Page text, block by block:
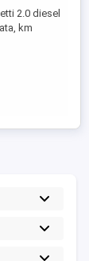
2.0 diesel
km